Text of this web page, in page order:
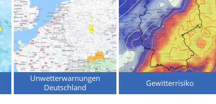
Unwetterwarnungen
Deutschland
Gewitterrisiko